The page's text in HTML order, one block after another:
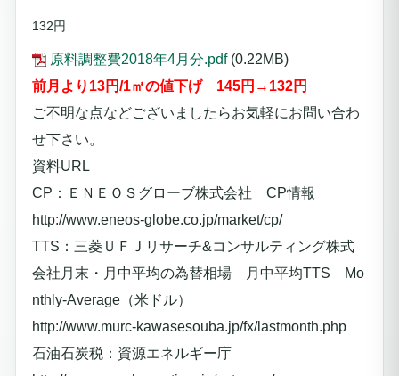
132円
原料調整費2018年4月分.pdf(0.22MB)
前月より13円/1㎥の値下げ 145円→ 132円
ご不明な点などございましたらお気軽にお問い合わ
せ下さい。
資料URL
CP：ＥＮＥＯＳグローブ株式会社 CP情報
http://www.eneos-globe.co.jp/market/cp/
TTS：三菱ＵＦＪリサーチ&コンサルティング株式
会社月末・月中平均の為替相場 月中平均TTS Mo
nthly-Average（米ドル）
http://www.murc-kawasesouba.jp/fx/lastmonth.php
石油石炭税：資源エネルギー庁